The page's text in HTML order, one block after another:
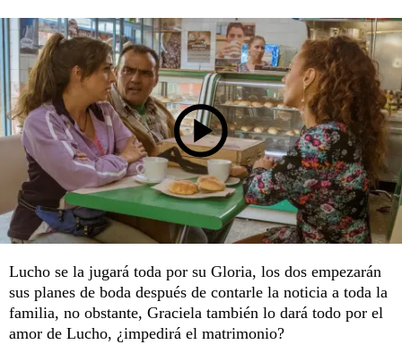
Lucho se la jugará toda por su Gloria, los dos empezarán
sus planes de boda después de contarle la noticia a toda la
familia, no obstante, Graciela también lo dará todo por el
amor de Lucho, ¿impedirá el matrimonio?